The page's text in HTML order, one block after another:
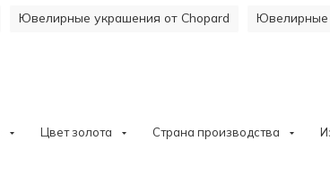
Ювелирные украшения от Chopard Ювелирные
Цвет золота Страна производства